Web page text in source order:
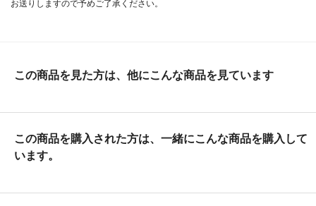
お送りしますので予めご了承ください。
この商品を見た方は、他にこんな商品を見ています
この商品を購入された方は、一緒にこんな商品を購入して
います。